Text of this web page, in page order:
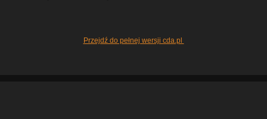
Przejdź do pełnej wersji cda.pl